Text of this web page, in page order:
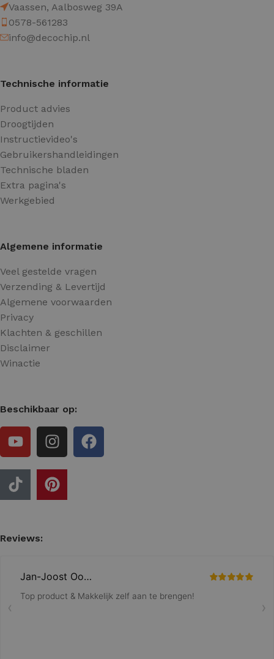
Vaassen, Aalbosweg 39A
0578-561283
info@decochip.nl
Technische informatie
Product advies
Droogtijden
Instructievideo's
Gebruikershandleidingen
Technische bladen
Extra pagina's
Werkgebied
Algemene informatie
Veel gestelde vragen
Verzending & Levertijd
Algemene voorwaarden
Privacy
Klachten & geschillen
Disclaimer
Winactie
Beschikbaar op:
Reviews: